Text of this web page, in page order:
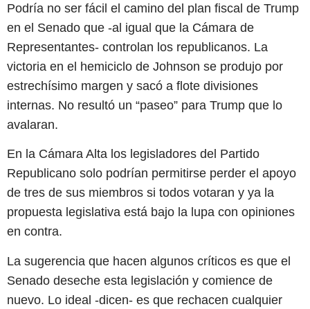
Podría no ser fácil el camino del plan fiscal de Trump
en el Senado que -al igual que la Cámara de
Representantes- controlan los republicanos. La
victoria en el hemiciclo de Johnson se produjo por
estrechísimo margen y sacó a flote divisiones
internas. No resultó un “paseo” para Trump que lo
avalaran.
En la Cámara Alta los legisladores del Partido
Republicano solo podrían permitirse perder el apoyo
de tres de sus miembros si todos votaran y ya la
propuesta legislativa está bajo la lupa con opiniones
en contra.
La sugerencia que hacen algunos críticos es que el
Senado deseche esta legislación y comience de
nuevo. Lo ideal -dicen- es que rechacen cualquier